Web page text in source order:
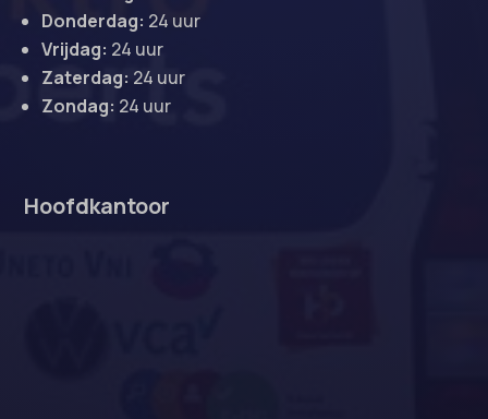
Donderdag: 24 uur
Vrijdag: 24 uur
Zaterdag: 24 uur
Zondag: 24 uur
Hoofdkantoor